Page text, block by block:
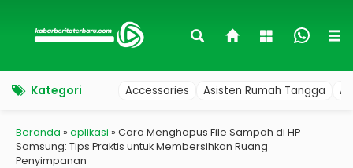
Kategori Accessories Asisten Rumah Tangga
Beranda » aplikasi » Cara Menghapus File Sampah di HP
Samsung: Tips Praktis untuk Membersihkan Ruang
Penyimpanan